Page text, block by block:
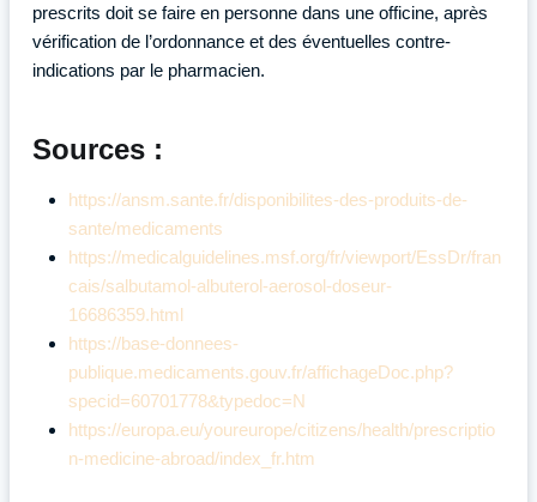
prescrits doit se faire en personne dans une officine, après
vérification de l’ordonnance et des éventuelles contre-
indications par le pharmacien.
Sources :
https://ansm.sante.fr/disponibilites-des-produits-de-
sante/medicaments
https://medicalguidelines.msf.org/fr/viewport/EssDr/fran
cais/salbutamol-albuterol-aerosol-doseur-
16686359.html
https://base-donnees-
publique.medicaments.gouv.fr/affichageDoc.php?
specid=60701778&typedoc=N
https://europa.eu/youreurope/citizens/health/prescriptio
n-medicine-abroad/index_fr.htm